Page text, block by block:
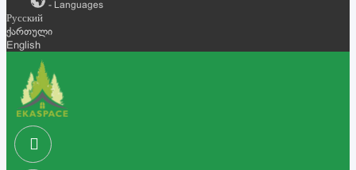
- Languages
Русский
ქართული
English